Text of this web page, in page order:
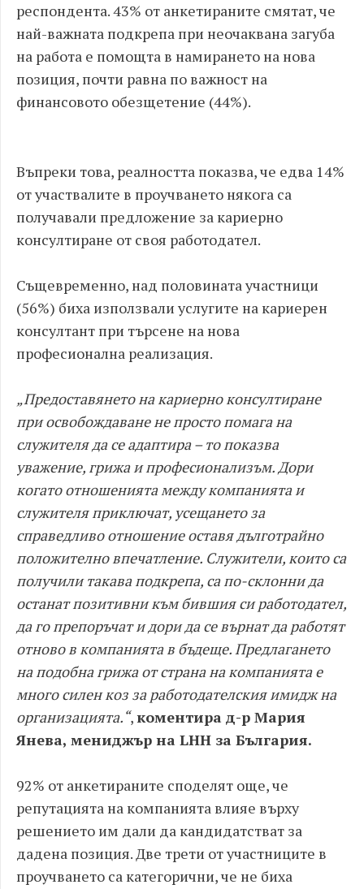
респондента. 43% от анкетираните смятат, че
най-важната подкрепа при неочаквана загуба
на работа е помощта в намирането на нова
позиция, почти равна по важност на
финансовото обезщетение (44%).
Въпреки това, реалността показва, че едва 14%
от участвалите в проучването някога са
получавали предложение за кариерно
консултиране от своя работодател.
Същевременно, над половината участници
(56%) биха използвали услугите на кариерен
консултант при търсене на нова
професионална реализация.
„Предоставянето на кариерно консултиране
при освобождаване не просто помага на
служителя да се адаптира – то показва
уважение, грижа и професионализъм. Дори
когато отношенията между компанията и
служителя приключат, усещането за
справедливо отношение оставя дълготрайно
положително впечатление. Служители, които са
получили такава подкрепа, са по-склонни да
останат позитивни към бившия си работодател,
да го препоръчат и дори да се върнат да работят
отново в компанията в бъдеще. Предлагането
на подобна грижа от страна на компанията е
много силен коз за работодателския имидж на
организацията.“,коментира д-р Мария
Янева, мениджър на LHH за България.
92% от анкетираните споделят още, че
репутацията на компанията влияе върху
решението им дали да кандидатстват за
дадена позиция. Две трети от участниците в
проучването са категорични, че не биха